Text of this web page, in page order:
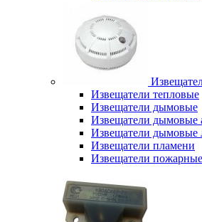
Извещатели тепловые
Извещатели дымовые
Извещатели дымовые
Извещатели дымовые
Извещатели пламени
Извещатели